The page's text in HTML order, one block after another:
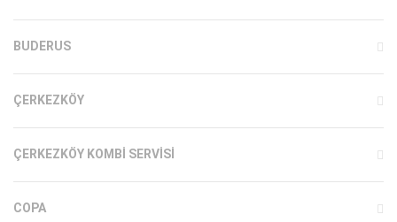
BUDERUS
ÇERKEZKÖY
ÇERKEZKÖY KOMBI SERVISI
COPA